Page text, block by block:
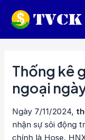
Thống kê
ngoại
Ngày 7/11/2024,
nhận sự sôi động
chính là Hose,